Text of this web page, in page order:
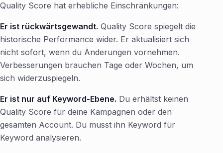
Quality Score hat erhebliche Einschränkungen:
Er ist rückwärtsgewandt. Quality Score spiegelt die
historische Performance wider. Er aktualisiert sich
nicht sofort, wenn du Änderungen vornehmen.
Verbesserungen brauchen Tage oder Wochen, um
sich widerzuspiegeln.
Er ist nur auf Keyword-Ebene. Du erhältst keinen
Quality Score für deine Kampagnen oder den
gesamten Account. Du musst ihn Keyword für
Keyword analysieren.